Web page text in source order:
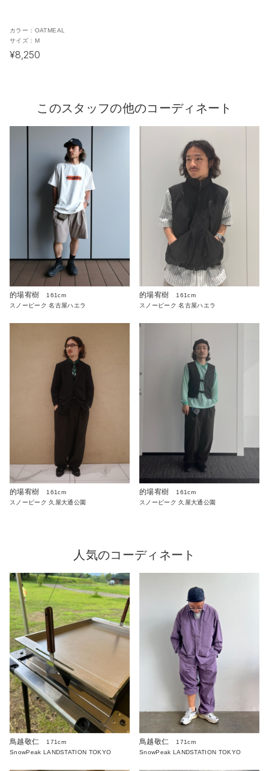
カラー： OATMEAL
サイズ： M
¥8,250
このスタッフの他のコーディネート
的場宥樹
161cm
スノーピーク 名古屋ハエラ
的場宥樹
161cm
スノーピーク 名古屋ハエラ
的場宥樹
161cm
スノーピーク 久屋大通公園
的場宥樹
161cm
スノーピーク 久屋大通公園
人気のコーディネート
鳥越敬仁
171cm
SnowPeak LANDSTATION TOKYO
鳥越敬仁
171cm
SnowPeak LANDSTATION TOKYO